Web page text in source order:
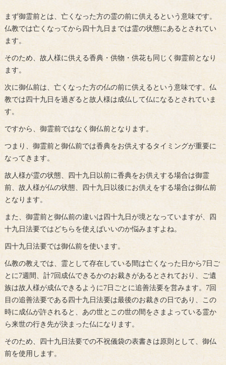
まず御霊前とは、亡くなった方の霊の前に供えるという意味です。
仏教では亡くなってから四十九日までは霊の状態にあるとされてい
ます。
そのため、故人様に供える香典・供物・供花も同じく御霊前となり
ます。
次に御仏前は、亡くなった方の仏の前に供えるという意味です。仏
教では四十九日を過ぎると故人様は成仏して仏になるとされていま
す。
ですから、御霊前ではなく御仏前となります。
つまり、御霊前と御仏前では香典をお供えするタイミングが重要に
なってきます。
故人様が霊の状態、四十九日以前に香典をお供えする場合は御霊
前、故人様が仏の状態、四十九日以後にお供えをする場合は御仏前
となります。
また、御霊前と御仏前の違いは四十九日が境となっていますが、四
十九日法要ではどちらを使えばいいのか悩みますよね。
四十九日法要では御仏前を使います。
仏教の教えでは、霊として存在している間は亡くなった日から7日ご
とに7週間、計7回成仏できるかのお裁きがあるとされており、ご遺
族は故人様が成仏できるように7日ごとに追善法要を営みます。7回
目の追善法要である四十九日法要は最後のお裁きの日であり、この
時に成仏が許されると、あの世とこの世の間をさまよっている霊か
ら来世の行き先が決まった仏になります。
そのため、四十九日法要での不祝儀袋の表書きは原則として、御仏
前を使用します。